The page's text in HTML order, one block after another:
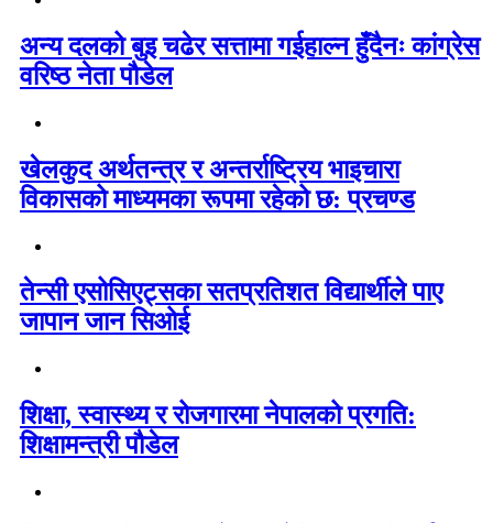
अन्य दलको बुइ चढेर सत्तामा गईहाल्न हुँदैनः कांग्रेस
वरिष्ठ नेता पौडेल
खेलकुद अर्थतन्त्र र अन्तर्राष्ट्रिय भाइचारा
विकासको माध्यमका रूपमा रहेको छ: प्रचण्ड
तेन्सी एसोसिएट्सका सतप्रतिशत विद्यार्थीले पाए
जापान जान सिओई
शिक्षा, स्वास्थ्य र रोजगारमा नेपालको प्रगति:
शिक्षामन्त्री पौडेल